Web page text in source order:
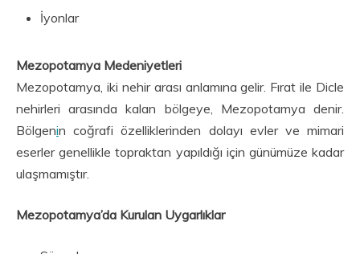
İyonlar
Mezopotamya Medeniyetleri
Mezopotamya, iki nehir arası anlamına gelir. Fırat ile Dicle
nehirleri arasında kalan bölgeye, Mezopotamya denir.
Bölgenin coğrafi özelliklerinden dolayı evler ve mimari
eserler genellikle topraktan yapıldığı için günümüze kadar
ulaşmamıştır.
Mezopotamya’da Kurulan Uygarlıklar